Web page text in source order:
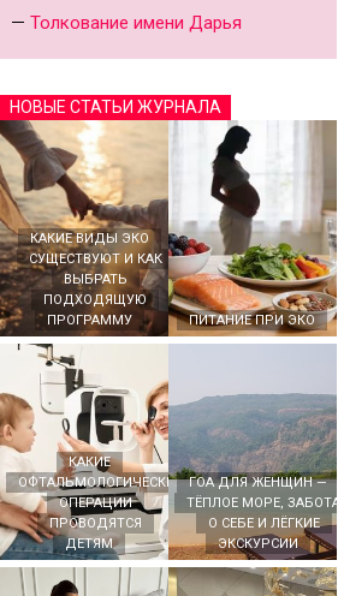
Толкование имени Дарья
НОВЫЕ СТАТЬИ ЖУРНАЛА
КАКИЕ ВИДЫ ЭКО
СУЩЕСТВУЮТ И КАК
ВЫБРАТЬ
ПОДХОДЯЩУЮ
ПРОГРАММУ
ПИТАНИЕ ПРИ ЭКО
КАКИЕ
ОФТАЛЬМОЛОГИЧЕСКИЕ
ОПЕРАЦИИ
ПРОВОДЯТСЯ
ДЕТЯМ
ГОА ДЛЯ ЖЕНЩИН —
ТЁПЛОЕ МОРЕ, ЗАБОТА
О СЕБЕ И ЛЁГКИЕ
ЭКСКУРСИИ